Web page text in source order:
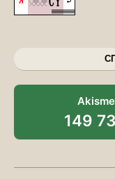
149